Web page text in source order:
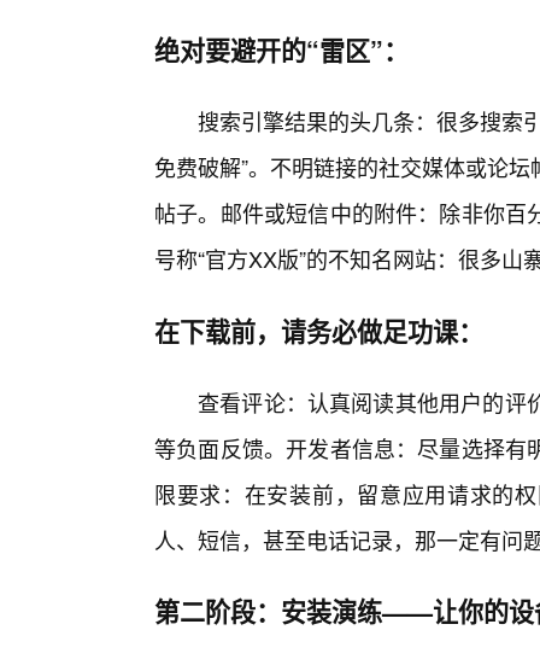
绝对要避开的“雷区”：
搜索引擎结果的头几条：很多搜索
免费破解”。不明链接的社交媒体或论
帖子。邮件或短信中的附件：除非你
号称“官方XX版”的不知名网站：很多
在下载前，请务必做足功课：
查看评论：认真阅读其他用户的评
等负面反馈。开发者信息：尽量选择
限要求：在安装前，留意应用请求的
人、短信，甚至电话记录，那一定有问
第二阶段：安装演练——让你的设